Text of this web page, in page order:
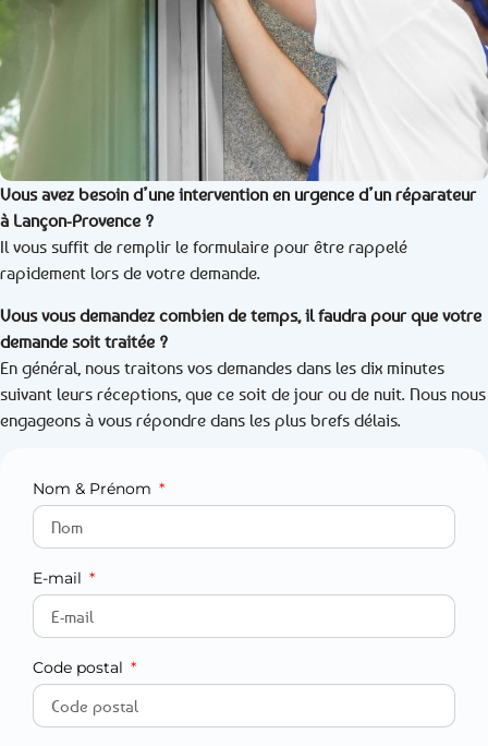
Vous avez besoin d’une intervention en urgence d’un réparateur
à Lançon-Provence ?
Il vous suffit de remplir le formulaire pour être rappelé
rapidement lors de votre demande.
Vous vous demandez combien de temps, il faudra pour que votre
demande soit traitée ?
En général, nous traitons vos demandes dans les dix minutes
suivant leurs réceptions, que ce soit de jour ou de nuit. Nous nous
engageons à vous répondre dans les plus brefs délais.
Nom & Prénom
E-mail
Code postal